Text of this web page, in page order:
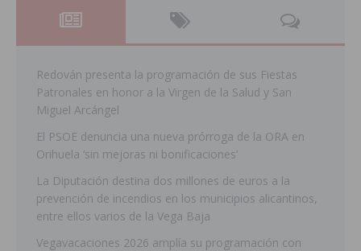
Redován presenta la programación de sus Fiestas
Patronales en honor a la Virgen de la Salud y San
Miguel Arcángel
El PSOE denuncia una nueva prórroga de la ORA en
Orihuela ‘sin mejoras ni bonificaciones’
La Diputación destina dos millones de euros a la
prevención de incendios en los municipios alicantinos,
entre ellos varios de la Vega Baja
Vegavacaciones 2026 amplía su programación con